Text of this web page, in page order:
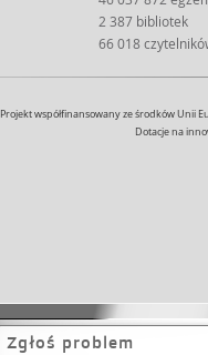
2 387 bibliotek
66 018
Projekt współfinansowany ze środków Unii
Dotacje na
Zgłoś problem